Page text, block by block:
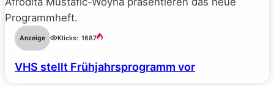
Anzeige Klicks: 1687
VHS stellt Frühjahrsprogramm vor